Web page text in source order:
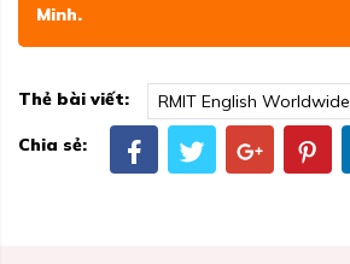
Minh.
Thẻ bài viết:
RMIT English Worldwide
Chia sẻ: